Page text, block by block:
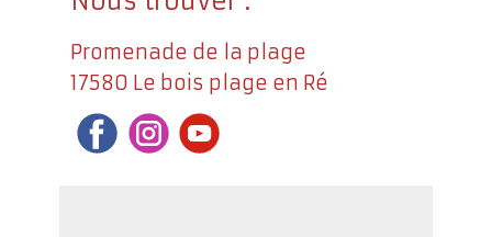
Promenade de la plage
17580 Le bois plage en Ré